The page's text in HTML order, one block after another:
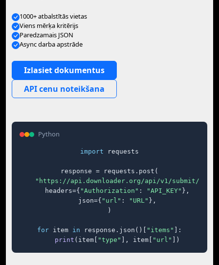
1000+ atbalstītās vietas
Viens mērķa kritērijs
Paredzamais JSON
Async darba apstrāde
Izlasiet dokumentus
API cenu noteikšana
Python
import requests
response = requests.post(
"https://api.downloader.org/api/v1/submit/"
    headers={
"Authorization" : "API_KEY" },
    json={
"url" : "URL" },
)
for item in response.json()[ "items"
]:
print (item[ "type" ], item[ "url" ])